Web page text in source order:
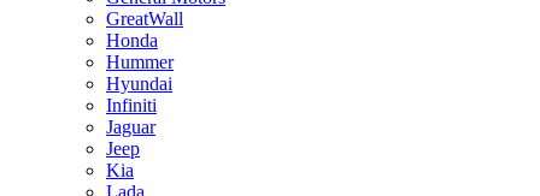
GreatWall
Honda
Hummer
Hyundai
Infiniti
Jaguar
Jeep
Kia
Lada